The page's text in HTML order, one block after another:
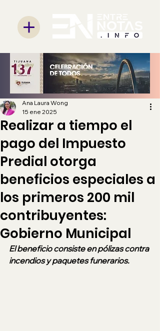
Realizar a tiempo el
pago del Impuesto
Predial otorga
beneficios especiales a
los primeros 200 mil
contribuyentes:
Gobierno Municipal
Ana Laura Wong
15 ene 2025
El beneficio consiste en pólizas contra
incendios y paquetes funerarios.